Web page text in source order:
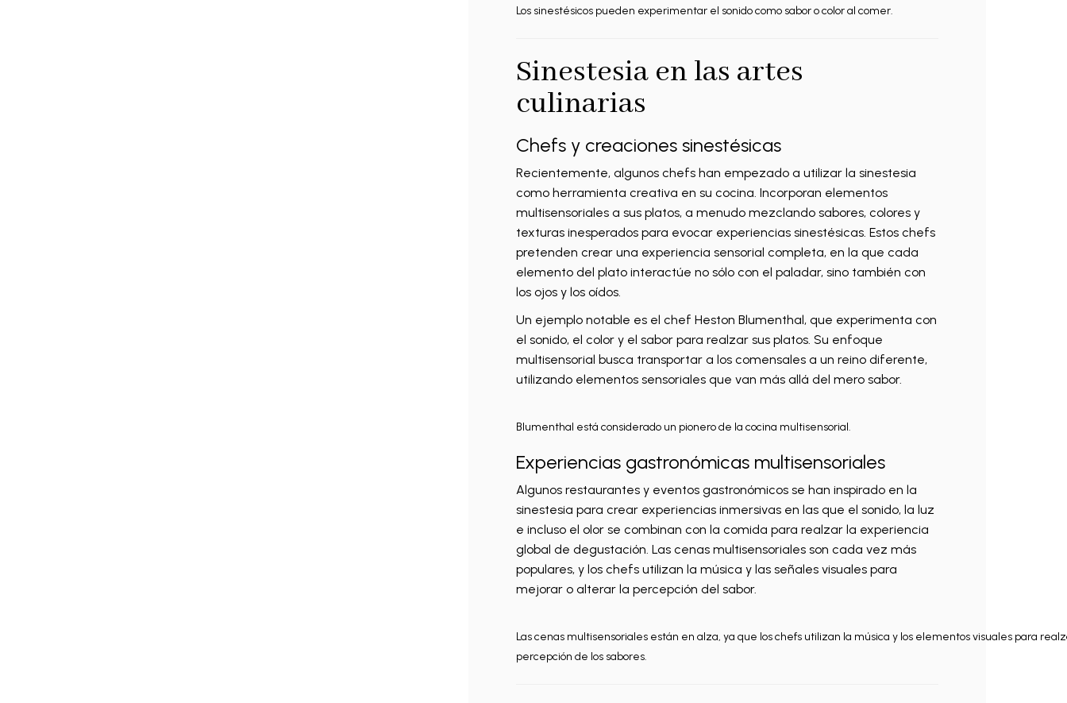
Los sinestésicos pueden experimentar el sonido como sabor o color al comer.
Sinestesia en las artes
culinarias
Chefs y creaciones sinestésicas
Recientemente, algunos chefs han empezado a utilizar la sinestesia
como herramienta creativa en su cocina. Incorporan elementos
multisensoriales a sus platos, a menudo mezclando sabores, colores y
texturas inesperados para evocar experiencias sinestésicas. Estos chefs
pretenden crear una experiencia sensorial completa, en la que cada
elemento del plato interactúe no sólo con el paladar, sino también con
los ojos y los oídos.
Un ejemplo notable es el chef Heston Blumenthal, que experimenta con
el sonido, el color y el sabor para realzar sus platos. Su enfoque
multisensorial busca transportar a los comensales a un reino diferente,
utilizando elementos sensoriales que van más allá del mero sabor.
Blumenthal está considerado un pionero de la cocina multisensorial.
Experiencias gastronómicas multisensoriales
Algunos restaurantes y eventos gastronómicos se han inspirado en la
sinestesia para crear experiencias inmersivas en las que el sonido, la luz
e incluso el olor se combinan con la comida para realzar la experiencia
global de degustación. Las cenas multisensoriales son cada vez más
populares, y los chefs utilizan la música y las señales visuales para
mejorar o alterar la percepción del sabor.
Las cenas multisensoriales están en alza, ya que los chefs utilizan la música y los elementos visuales para
percepción de los sabores.